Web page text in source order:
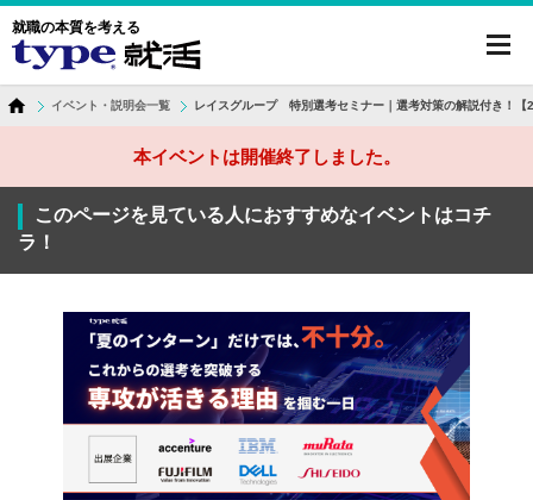
就職の本質を考える
イベント・説明会一覧 レイスグループ 特別選考セミナー｜選考対策の解説付き！【
本イベントは開催終了しました。
このページを見ている人におすすめなイベントはコチ
ラ！